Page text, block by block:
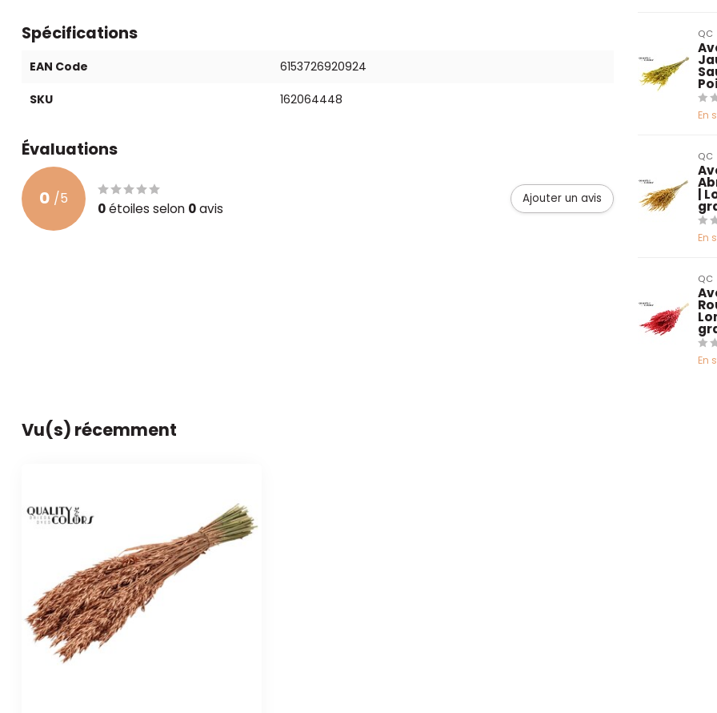
Spécifications
EAN Code 6153726920924
SKU 162064448
Évaluations
0 /5
0étoiles selon 0avis
Ajouter un avis
QC
En
QC
|
En
QC
En
Vu(s) récemment